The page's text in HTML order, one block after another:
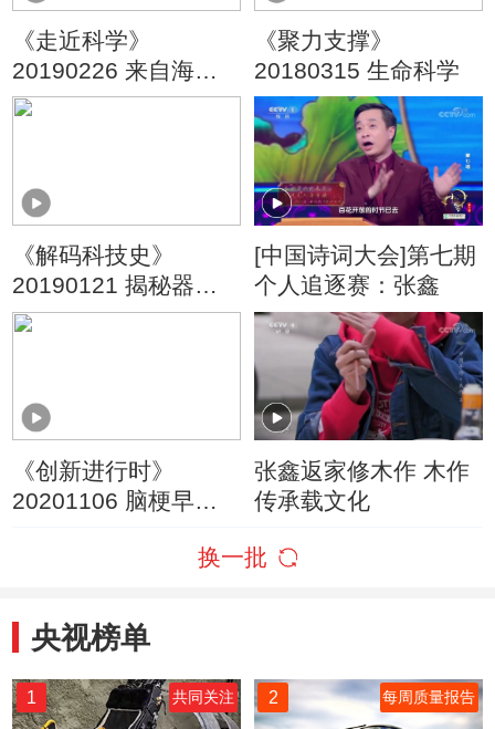
《走近科学》
20190226 来自海底
的生物（上）
《聚力支撑》
20180315 生命科学
《解码科技史》
20190121 揭秘器官
移植
[中国诗词大会]第七期
个人追逐赛：张鑫
《创新进行时》
20201106 脑梗早知
张鑫返家修木作 木作
传承载文化
换一批
央视榜单
1 共同关注 2 每周质量报告